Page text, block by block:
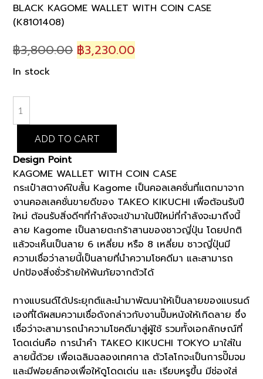
BLACK KAGOME WALLET WITH COIN CASE
(K8101408)
฿3,800.00 Original
฿3,230.00
In stock
KAGOME
WITH
COIN
CASE
(K8101408)
quantity
ADD TO CART
Design Point
KAGOME WALLET WITH COIN CASE
กระเป๋าสตางค์ใบสั้น Kagome เป็นคอลเลคชั่นที่แตกมาจาก
งานคอลเลคชั่นขายดีของ TAKEO KIKUCHI เพื่อต้อนรับปี
ใหม่ ต้อนรับสิ่งดีๆที่กำลังจะเข้ามาในปีใหม่ที่กำลังจะมาถึงนี้
ลาย Kagome เป็นลายตะกร้าสานของชาวญี่ปุ่น โดยปกติ
แล้วจะเห็นเป็นลาย 6 เหลี่ยม หรือ 8 เหลี่ยม ชาวญี่ปุ่นมี
ความเชื่อว่าลายนี้เป็นลายที่นำความโชคดีมา และสามารถ
ปกป้องสิ่งชั่วร้ายให้พ้นภัยจากตัวได้
ทางแบรนด์ได้ประยุกต์และนำมาพัฒนาให้เป็นลายของแบรนด์
เองที่ได้ผสมความเชื่อดังกล่าวกับงานปั๊มหนังให้เกิดลาย ซึ่ง
เชื่อว่าจะสามารถนำความโชคดีมาสู่ผู้ใช้ รวมทั้งเอกลักษณ์ที่
โดดเด่นคือ การนำคำ TAKEO KIKUCHI TOKYO มาใส่ใน
ลายนี้ด้วย เพื่อเฉลิมฉลองเทศกาล ตัวโลโกจะเป็นการปั๊มจม
และมีฟอยล์ทองเพื่อให้ดูโดดเด่น และ เรียบหรูขึ้น มีช่องใส่